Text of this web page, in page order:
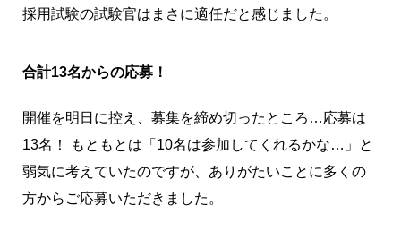
採用試験の試験官はまさに適任だと感じました。
合計13名からの応募！
開催を明日に控え、募集を締め切ったところ…応募は
13名！ もともとは「10名は参加してくれるかな…」と
弱気に考えていたのですが、ありがたいことに多くの
方からご応募いただきました。